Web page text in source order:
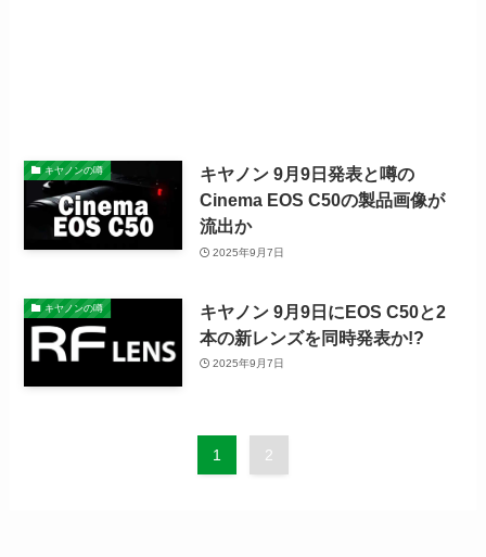
キヤノンの噂
キヤノン 9月9日発表と噂の
Cinema EOS C50の製品画像が
流出か
2025年9月7日
キヤノンの噂
キヤノン 9月9日にEOS C50と2
本の新レンズを同時発表か!?
2025年9月7日
1 2